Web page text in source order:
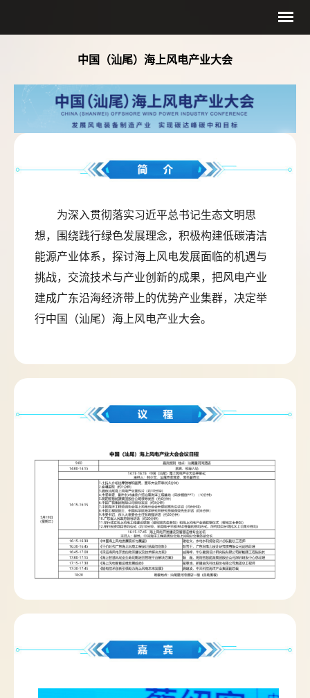
中国（汕尾）海上风电产业大会
为深入贯彻落实习近平总书记生态文明思
想，围绕践行绿色发展理念，积极构建低碳清洁
能源产业体系，探讨海上风电发展面临的机遇与
挑战，交流技术与产业创新的成果，把风电产业
建成广东沿海经济带上的优势产业集群，决定举
行中国（汕尾）海上风电产业大会。